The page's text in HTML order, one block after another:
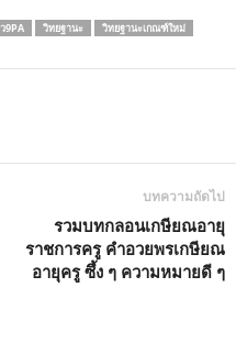
ว9PA วิทยฐานะ
วิทยฐานะเกณฑ์ใหม่
บทความถัดไป
รวมบทกลอนเกษียณอายุ
ราชการครู คำอวยพรเกษียณ
อายุครู ซึ้ง ๆ ความหมายดี ๆ